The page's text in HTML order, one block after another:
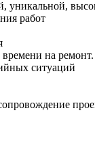
уникальной,
работ
на
ситуаций